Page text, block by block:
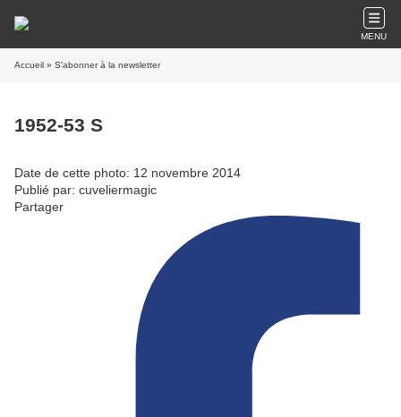
MENU
Accueil » S'abonner à la newsletter
1952-53 S
Date de cette photo: 12 novembre 2014
Publié par: cuveliermagic
Partager